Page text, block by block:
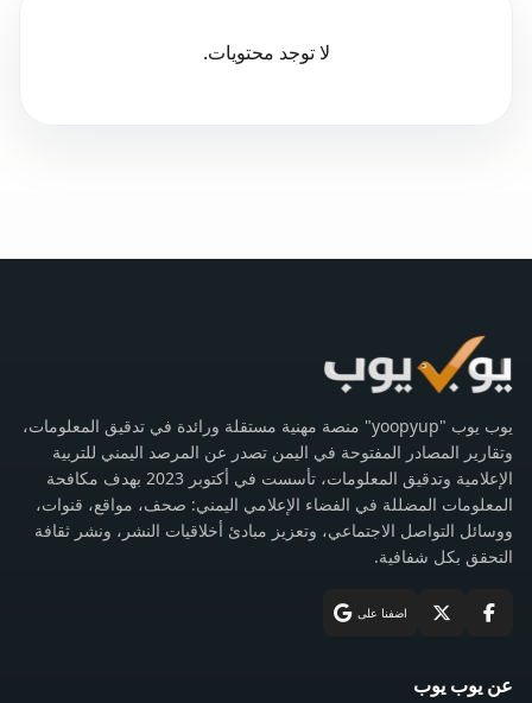
لا توجد محتويات.
يوب يوب "yoopyup" منصة مهنية مستقلة ورائدة في تدقيق المعلومات،
وتقارير المصادر المفتوحة في اليمن تصدر عن المرصد اليمني للتربية
الإعلامية وتدقيق المعلومات، تأسست في أكتوبر 2023 بهدف مكافحة
المعلومات المضللة في الفضاء الإعلامي اليمني: صحف، مواقع، قنوات،
ووسائل التواصل الاجتماعي، وتعزيز مبادئ أخلاقيات النشر، ونشر ثقافة
التحقق بكل شفافية.
اضفنا على
عن يوب يوب